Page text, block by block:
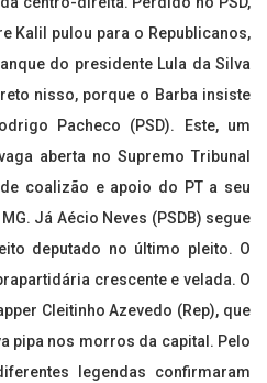
Kalil pulou para o Republicanos,
do presidente Lula da Silva
nisso, porque o Barba insiste
Pacheco (PSD). Este, um
aberta no Supremo Tribunal
coalizão e apoio do PT a seu
Já Aécio Neves (PSDB) segue
deputado no último pleito. O
crescente e velada. O
Cleitinho Azevedo (Rep), que
pipa nos morros da capital. Pelo
legendas confirmaram